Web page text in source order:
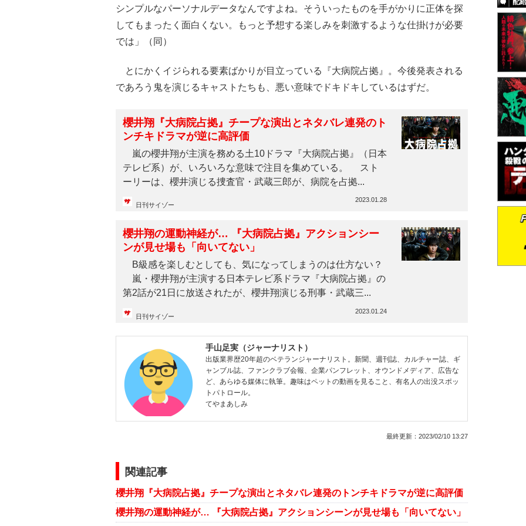
シンプルなパーソナルデータなんですよね。そういったものを手がかりに正体を探
してもまったく面白くない。もっと予想する楽しみを刺激するような仕掛けが必要
では」（同）
とにかくイジられる要素ばかりが目立っている『大病院占拠』。今後発表される
であろう鬼を演じるキャストたちも、悪い意味でドキドキしているはずだ。
櫻井翔『大病院占拠』チープな演出とネタバレ連発のト
ンチキドラマが逆に高評価
嵐の櫻井翔が主演を務める土10ドラマ『大病院占拠』（日本
テレビ系）が、いろいろな意味で注目を集めている。 スト
ーリーは、櫻井演じる捜査官・武蔵三郎が、病院を占拠...
日刊サイゾー
2023.01.28
櫻井翔の運動神経が… 『大病院占拠』アクションシー
ンが見せ場も「向いてない」
B級感を楽しむとしても、気になってしまうのは仕方ない？
嵐・櫻井翔が主演する日本テレビ系ドラマ『大病院占拠』の
第2話が21日に放送されたが、櫻井翔演じる刑事・武蔵三...
日刊サイゾー
2023.01.24
手山足実（ジャーナリスト）
出版業界歴20年超のベテランジャーナリスト。新聞、週刊誌、カルチャー誌、ギ
ャンブル誌、ファンクラブ会報、企業パンフレット、オウンドメディア、広告な
ど、あらゆる媒体に執筆。趣味はペットの動画を見ること、有名人の出没スポッ
トパトロール。
てやまあしみ
最終更新： 2023/02/10 13:27
関連記事
櫻井翔『大病院占拠』チープな演出とネタバレ連発のトンチキドラマが逆に高評価
櫻井翔の運動神経が… 『大病院占拠』アクションシーンが見せ場も「向いてない」
配